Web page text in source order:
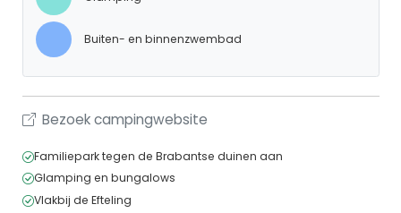
Buiten- en binnenzwembad
Bezoek campingwebsite
Familiepark tegen de Brabantse duinen aan
Glamping en bungalows
Vlakbij de Efteling